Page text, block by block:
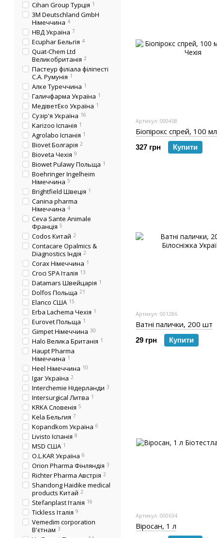
Артикул: 000458
Біопірокс спрей, 100 мл
327 грн Купити
Артикул: 001286
Ватні палички, 200 шт
29 грн Купити
Артикул: 000634
Віросан, 1 л
Cihan Group Турція 1
3M Deutschland GmbH
Німеччина 4
НВД Україна 7
Ecuphar Бельгія 4
Quat-Chem Ltd
Великобританія 2
Пастеур філіала філіпесті
С.А. Румунія 1
Алке Туреччина 1
Галичфарма Україна 1
МедіветЕко Україна 1
Сузір'я Україна 16
Karizoo Іспанія 1
Agrolabo Іспанія 1
Biovet Болгарія 2
Bioveta Чехія 9
Biowet Pulawy Польща 1
Boehringer Ingelheim
Німеччина 5
Brightfield Швеція 1
Canina pharma
Німеччина 4
Ceva Sante Animale
Франція 5
Codos Китай 2
Contacare Opalmics &
Diagnostics Індія 2
Corax Німеччина 1
Croci SPA Італія 13
Datamars Швейцарія 1
Dolfos Польща 21
Elanco США 15
Erba Lachema Чехія 1
Eurovet Польща 1
Gimpet Німеччина 30
Halo Велика Британія 1
Haupt Pharma
Німеччина 1
Heel Німеччина 10
Igar Україна 2
Interchemie Нідерланди 3
Intersurgical Литва 1
KRKA Словенія 5
Kela Бельгия 7
Kopandkom Україна 6
Livisto Іспанія 8
MSD США 1
O.L.KAR Україна 6
Orion Pharma Фінляндія 3
Richter Pharma Австрія 2
Shandong Haidike medical
products Китай 2
Stefanplast Італія 16
Tickless Італія 9
Vemedim corporation
В'єтнам 3